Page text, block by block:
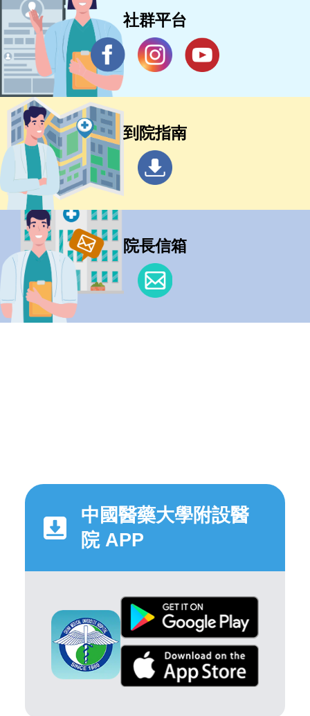
社群平台
到院指南
院長信箱
中國醫藥大學附設醫
院 APP